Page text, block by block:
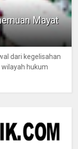
Mayat
dari kegelisahan
hukum